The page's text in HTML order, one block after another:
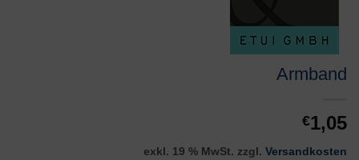
Armband
€1,05
exkl. 19 % MwSt. zzgl. Versandkosten